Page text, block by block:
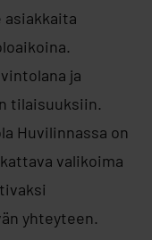
asiakkaita
ja
tilaisuuksiin.
Huvilinnassa on
valikoima
yhteyteen.